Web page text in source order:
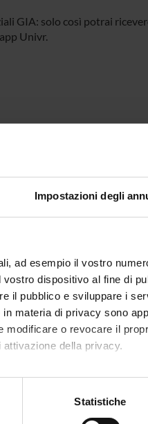
Impostazioni degli
ad esempio il vostro
dispositivo al fine di
il pubblico e sviluppare i
materia di privacy sono
o revocare il
della privacy.
con
Statistiche
GIA: solo così potrai
Univr.